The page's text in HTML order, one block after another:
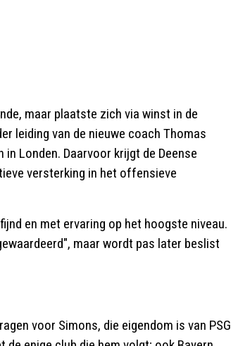
maar plaatste zich via winst in de
leiding van de nieuwe coach Thomas
Londen. Daarvoor krijgt de Deense
versterking in het offensieve
en met ervaring op het hoogste niveau.
maar wordt pas later beslist
voor Simons, die eigendom is van PSG